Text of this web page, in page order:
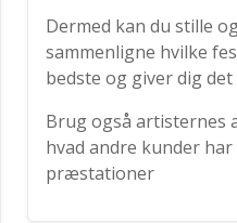
Dermed kan du stille
sammenligne hvilke
bedste og giver dig
Brug også artisternes
hvad andre kunder
præstationer